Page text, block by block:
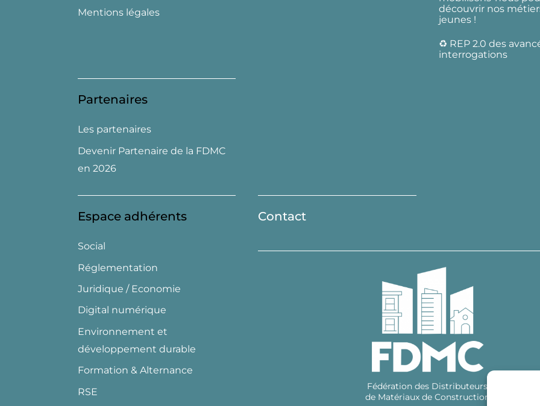
Mentions légales
découvrir nos
jeunes !
♻️ REP 2.0 des
interrogations
Partenaires
Les partenaires
Devenir Partenaire de la FDMC
en 2026
Espace adhérents
Social
Réglementation
Juridique / Economie
Digital numérique
Environnement et
développement durable
Formation & Alternance
RSE
Contact
Fédération des Distributeurs
de Matériaux de Construction